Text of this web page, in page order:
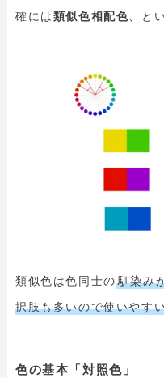
確には 類似色相配色、と
類似色は色同士の 馴染み
択肢も多いので使いやす
色の基本「対照色」